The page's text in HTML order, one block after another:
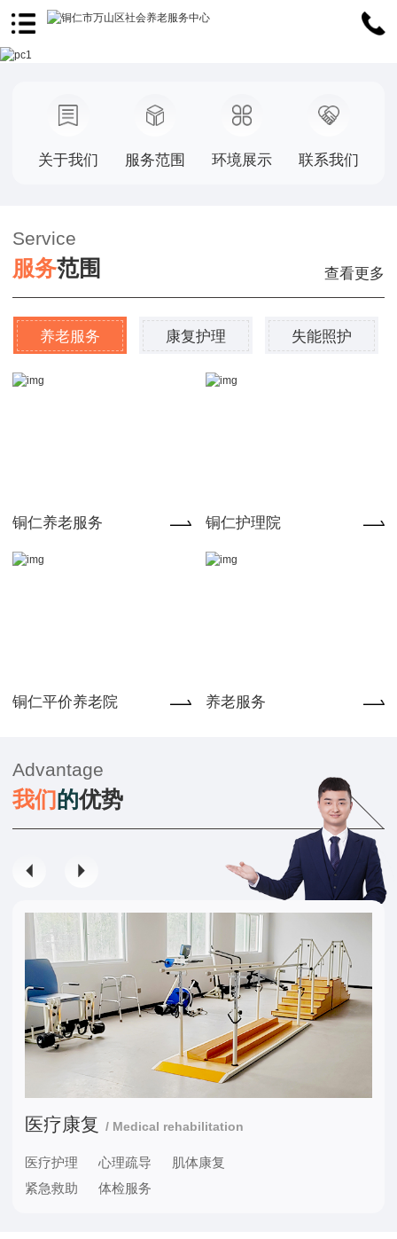
关于我们 服务范围 环境展示 联系我们
Service
服务范围 查看更多
养老服务 康复护理 失能照护
铜仁养老服务 铜仁护理院
铜仁平价养老院 养老服务
Advantage
我们的优势
医疗康复 / Medical rehabilitation
医疗护理 心理疏导 肌体康复
紧急救助 体检服务